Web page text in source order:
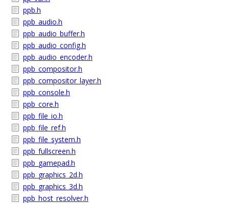
ppb.h
ppb_audio.h
ppb_audio_buffer.h
ppb_audio_config.h
ppb_audio_encoder.h
ppb_compositor.h
ppb_compositor_layer.h
ppb_console.h
ppb_core.h
ppb_file_io.h
ppb_file_ref.h
ppb_file_system.h
ppb_fullscreen.h
ppb_gamepad.h
ppb_graphics_2d.h
ppb_graphics_3d.h
ppb_host_resolver.h